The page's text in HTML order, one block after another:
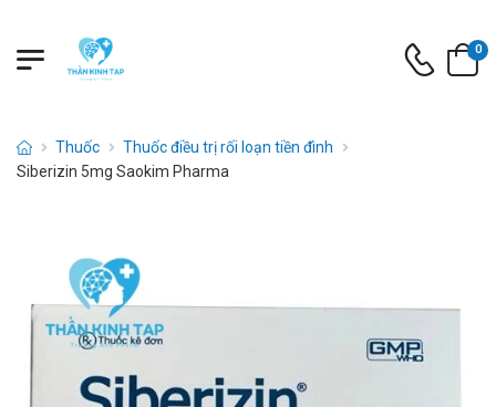
0
Thuốc
Thuốc điều trị rối loạn tiền đình
Siberizin 5mg Saokim Pharma